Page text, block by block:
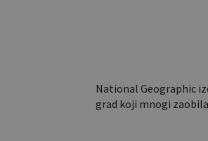
National Geographic
grad koji mnogi